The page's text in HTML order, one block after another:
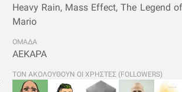
Heavy Rain, Mass Effect, The Legend
Mario
OΜΑΔΑ
ΑΕΚΑΡΑ
ΤΟΝ ΑΚΟΛΟΥΘΟΥΝ ΟΙ ΧΡΗΣΤΕΣ (FOLLOWERS)